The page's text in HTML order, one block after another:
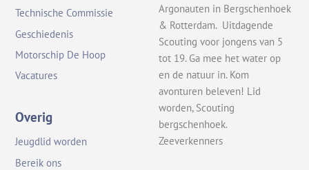
Technische Commissie
Geschiedenis
Motorschip De Hoop
Vacatures
Overig
Jeugdlid worden
Bereik ons
Argonauten in Bergschenhoek
& Rotterdam. Uitdagende
Scouting voor jongens van 5
tot 19. Ga mee het water op
en de natuur in. Kom
avonturen beleven! Lid
worden, Scouting
bergschenhoek.
Zeeverkenners